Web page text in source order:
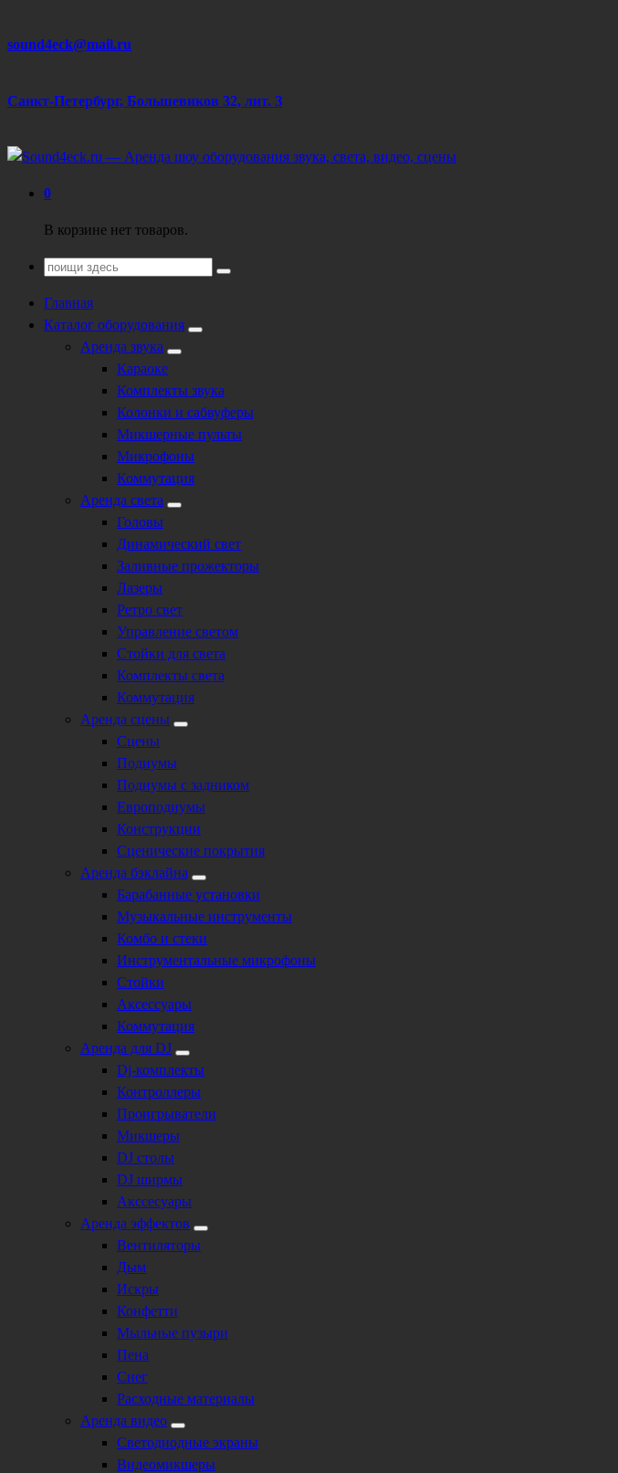
Перейти
sound4eck@mail.ru
Санкт-Петербург, Большевиков 32, лит. З
Техническое обеспечение мероприятий
0
В корзине нет товаров.
Поиск
Главная
Каталог оборудования
Аренда звука
Караоке
Комплекты звука
Колонки и сабвуферы
Микшерные пульты
Микрофоны
Коммутация
Аренда света
Головы
Динамический свет
Заливные прожекторы
Лазеры
Ретро свет
Управление светом
Стойки для света
Комплекты света
Коммутация
Аренда сцены
Сцены
Подиумы
Подиумы с задником
Европодиумы
Конструкции
Сценические покрытия
Аренда бэклайна
Барабанные установки
Музыкальные инструменты
Комбо и стеки
Инструментальные микрофоны
Стойки
Аксессуары
Коммутация
Аренда для DJ
Dj-комплекты
Контроллеры
Проигрыватели
Микшеры
DJ столы
DJ ширмы
Акссесуары
Аренда эффектов
Вентиляторы
Дым
Искры
Конфетти
Мыльные пузыри
Пена
Снег
Расходные материалы
Аренда видео
Светодиодные экраны
Видеомикшеры